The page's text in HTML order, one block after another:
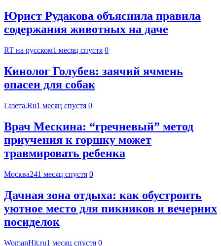
Юрист Рудакова объяснила правила
содержания животных на даче
RT на русском1 месяц спустя 0
Кинолог Голубев: заячий ячмень
опасен для собак
Газета.Ru1 месяц спустя 0
Врач Мескина: “гречневый” метод
приучения к горшку может
травмировать ребенка
Москва241 месяц спустя 0
Дачная зона отдыха: как обустроить
уютное место для пикников и вечерних
посиделок
WomanHit.ru1 месяц спустя 0